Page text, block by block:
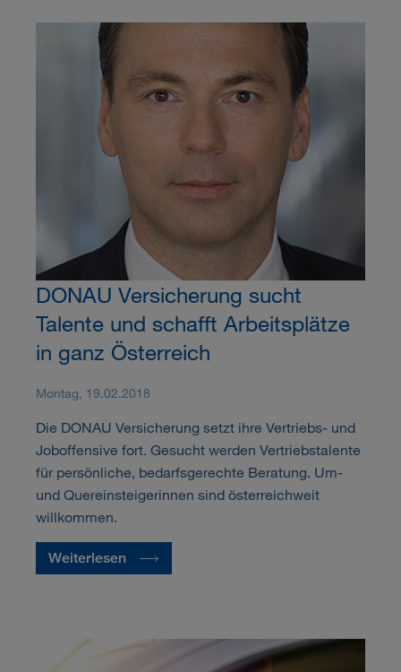
DONAU Versicherung sucht
Talente und schafft Arbeitsplätze
in ganz Österreich
Montag, 19.02.2018
Die DONAU Versicherung setzt ihre Vertriebs- und
Joboffensive fort. Gesucht werden Vertriebstalente
für persönliche, bedarfsgerechte Beratung. Um-
und Quereinsteigerinnen sind österreichweit
willkommen.
Weiterlesen